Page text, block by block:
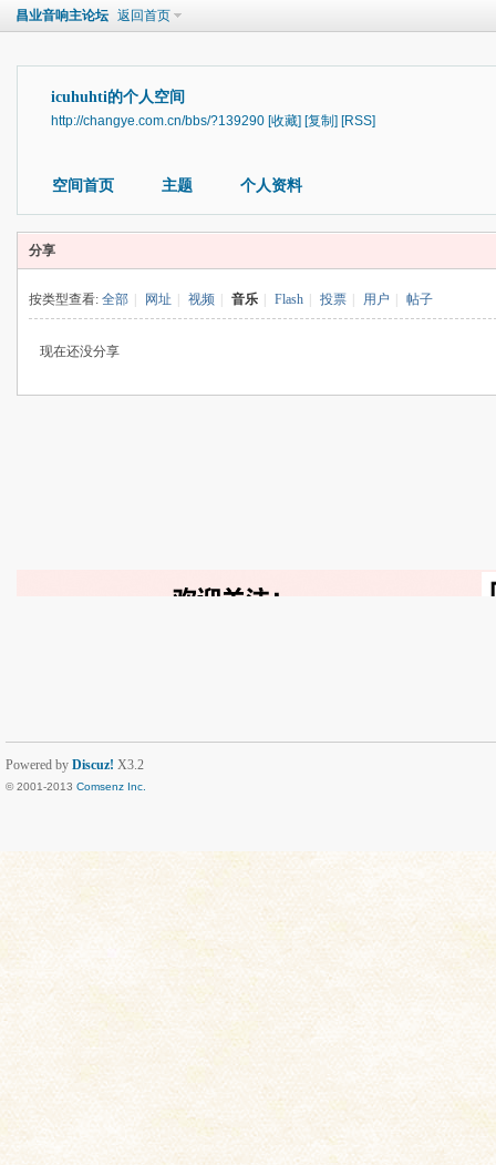
昌业音响主论坛 返回首页
icuhuhti的个人空间
http://changye.com.cn/bbs/?139290 [收藏] [复制] [RSS]
空间首页 主题 个人资料
分享
按类型查看: 全部 网址 视频 音乐 Flash 投票 用户 帖子
现在还没分享
Powered by Discuz! X3.2
© 2001-2013 Comsenz Inc.